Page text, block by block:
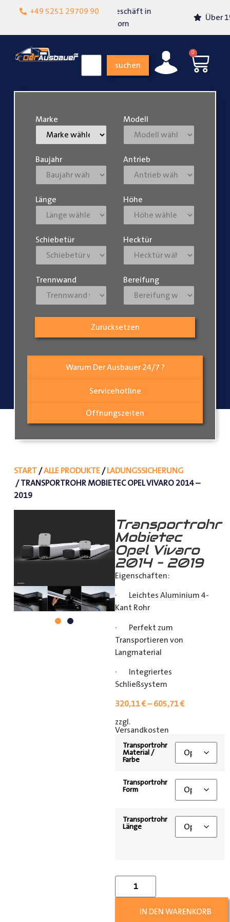
+49 5251 29709 90
Lokalgeschäft in
Über 15 Jahre Erfahrung
suchen
0
Warum Der Ausbauer 24/7 ?
Servicehotline
Öffnungszeiten
Marke Modell
Baujahr Antrieb
Länge Höhe
Schiebetür Hecktür
Trennwand Bereifung
Zurücksetzen
START/ALLE PRODUKTE/LADUNGSSICHERUNG
/ TRANSPORTROHR MOBIETEC OPEL VIVARO 2014 –
2019
Transportrohr
Mobietec
Opel Vivaro
2014 – 2019
Eigenschaften:
· Leichtes Aluminium 4-
Kant Rohr
· Perfekt zum
Transportieren von
Langmaterial
· Integriertes
Schließsystem
320,11€–605,71€
zzgl.
Versandkosten
Transportrohr
Material /
Farbe
Transportrohr
Form
Transportrohr
Länge
IN DEN WARENKORB